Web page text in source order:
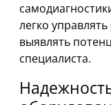
легко
выявлять
специалиста.